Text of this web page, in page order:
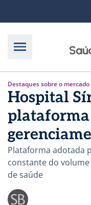
Destaques sobre o
Hospital
plataforma
Plataforma adotada
constante do
de saúde